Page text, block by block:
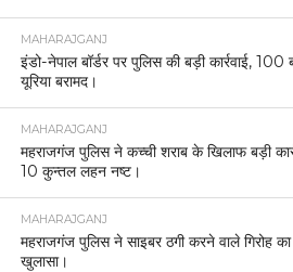
MAHARAJGANJ
इंडो-नेपाल बॉर्डर पर पुलिस की बड़ी कार्रवाई, 100
यूरिया बरामद।
MAHARAJGANJ
महराजगंज पुलिस ने कच्ची शराब के खिलाफ बड़ी
10 कुन्तल लहन नष्ट।
MAHARAJGANJ
महराजगंज पुलिस ने साइबर ठगी करने वाले गिरोह का
खुलासा।